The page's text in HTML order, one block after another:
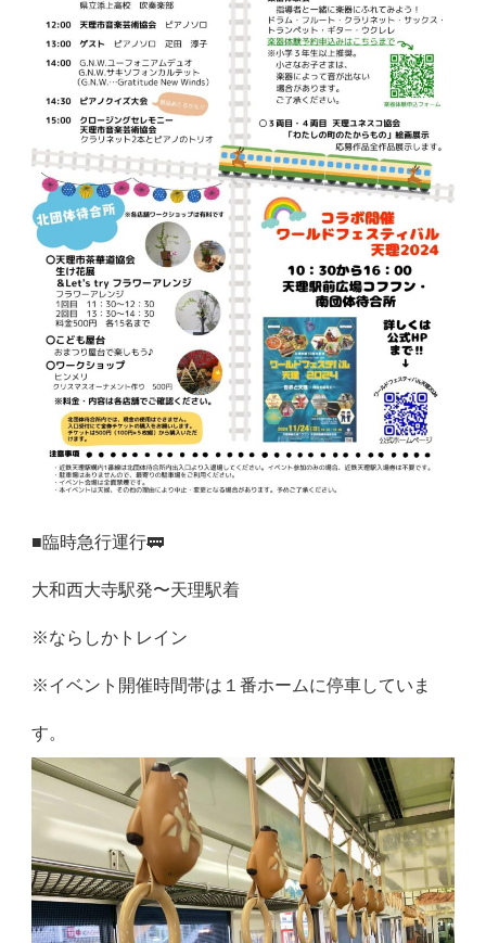
■臨時急行運行🚃
大和西大寺駅発〜天理駅着
※ならしかトレイン
※イベント開催時間帯は１番ホームに停車していま
す。